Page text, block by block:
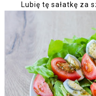
Lubię tę sałatkę za